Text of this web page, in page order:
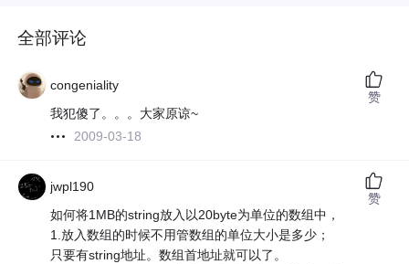
全部评论
congeniality
我犯傻了。。。大家原谅~
2009-03-18
赞
jwpl190
如何将1MB的string放入以20byte为单位的数组中，
1.放入数组的时候不用管数组的单位大小是多少；
只要有string地址。数组首地址就可以了。
赞